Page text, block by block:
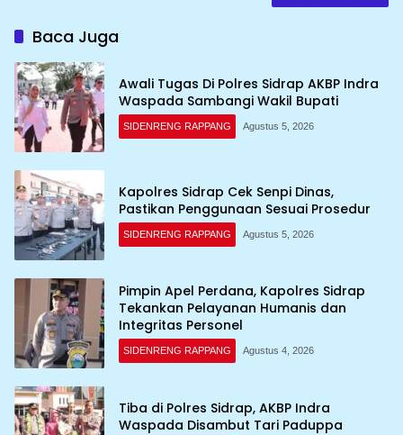
Baca Juga
Awali Tugas Di Polres Sidrap AKBP Indra
Waspada Sambangi Wakil Bupati
SIDENRENG RAPPANG Agustus 5, 2026
Kapolres Sidrap Cek Senpi Dinas,
Pastikan Penggunaan Sesuai Prosedur
SIDENRENG RAPPANG Agustus 5, 2026
Pimpin Apel Perdana, Kapolres Sidrap
Tekankan Pelayanan Humanis dan
Integritas Personel
SIDENRENG RAPPANG Agustus 4, 2026
Tiba di Polres Sidrap, AKBP Indra
Waspada Disambut Tari Paduppa